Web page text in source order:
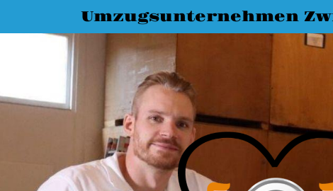
Umzugsunternehmen